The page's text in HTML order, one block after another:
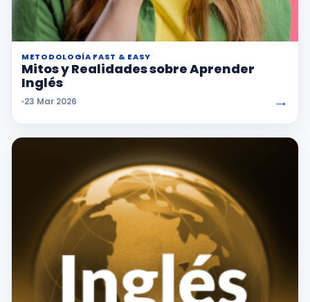
METODOLOGÍA FAST & EASY
Mitos y Realidades sobre Aprender
Inglés
23 Mar 2026 →